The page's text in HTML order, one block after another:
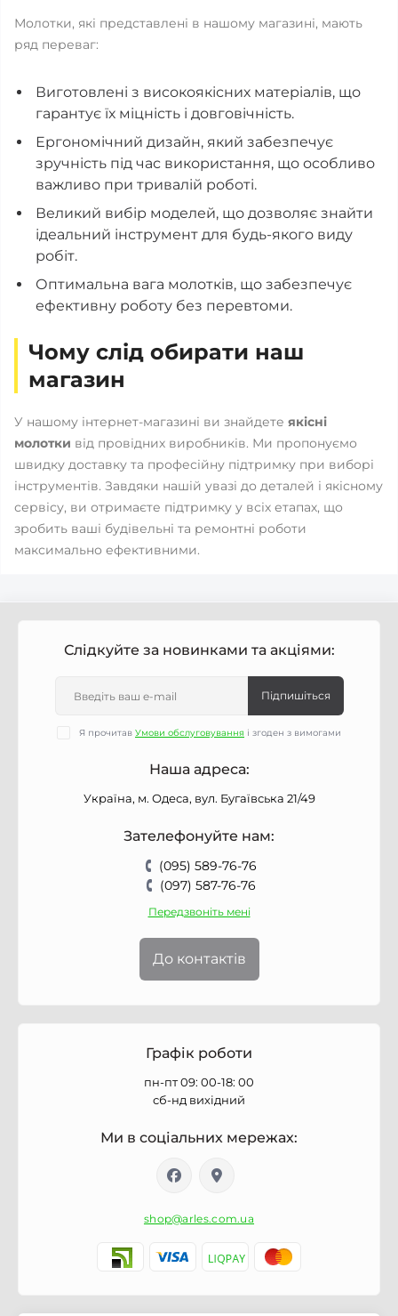
Молотки, які представлені в нашому магазині, мають
ряд переваг:
Виготовлені з високоякісних матеріалів, що
гарантує їх міцність і довговічність.
Ергономічний дизайн, який забезпечує
зручність під час використання, що особливо
важливо при тривалій роботі.
Великий вибір моделей, що дозволяє знайти
ідеальний інструмент для будь-якого виду
робіт.
Оптимальна вага молотків, що забезпечує
ефективну роботу без перевтоми.
Чому слід обирати наш
магазин
У нашому інтернет-магазині ви знайдете якісні
молотки від провідних виробників. Ми пропонуємо
швидку доставку та професійну підтримку при виборі
інструментів. Завдяки нашій увазі до деталей і якісному
сервісу, ви отримаєте підтримку у всіх етапах, що
зробить ваші будівельні та ремонтні роботи
максимально ефективними.
Слідкуйте за новинками та акціями:
Підпишіться
Я прочитав Умови обслуговування і згоден з вимогами
Наша адреса:
Україна, м. Одеса, вул. Бугаївська 21/49
Зателефонуйте нам:
(095) 589-76-76
(097) 587-76-76
Передзвоніть мені
До контактів
Графік роботи
пн-пт 09: 00-18: 00
сб-нд вихідний
Ми в соціальних мережах:
shop@arles.com.ua